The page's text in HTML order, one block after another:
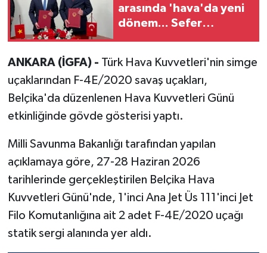
arasında 'hava'da yeni
dönem... Sefer
ANKARA (İGFA) - Türk Hava Kuvvetleri'nin simge
uçaklarından F-4E/2020 savaş uçakları,
Belçika'da düzenlenen Hava Kuvvetleri Günü
etkinliğinde gövde gösterisi yaptı.
Milli Savunma Bakanlığı tarafından yapılan
açıklamaya göre, 27-28 Haziran 2026
tarihlerinde gerçekleştirilen Belçika Hava
Kuvvetleri Günü'nde, 1'inci Ana Jet Üs 111'inci Jet
Filo Komutanlığına ait 2 adet F-4E/2020 uçağı
statik sergi alanında yer aldı.